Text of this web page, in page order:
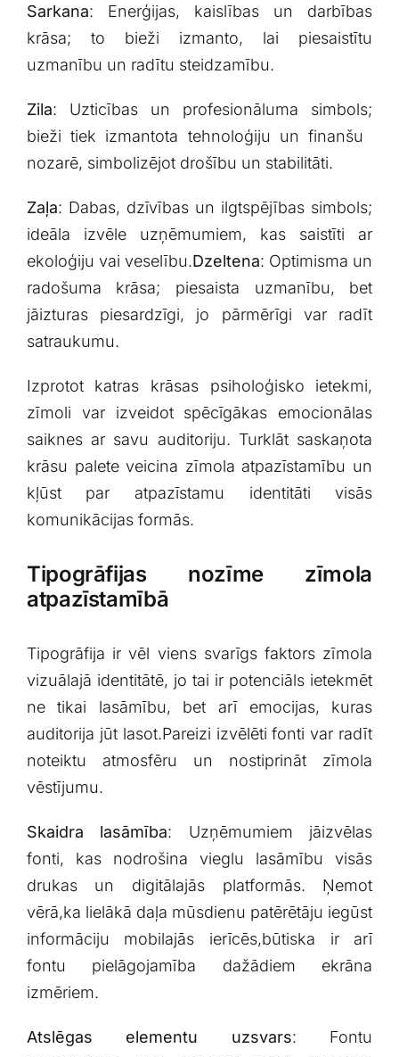
Sarkana: Enerģijas, kaislības un darbības
krāsa; to‍ bieži‌ izmanto, lai piesaistītu
uzmanību un radītu steidzamību.
Zila: Uzticības un⁢ profesionāluma simbols;
bieži tiek ⁢izmantota tehnoloģiju un finanšu ​
nozarē, simbolizējot ‌drošību un stabilitāti.
Zaļa: Dabas, dzīvības un ilgtspējības simbols;
ideāla izvēle uzņēmumiem, kas saistīti ar
ekoloģiju vai veselību.Dzeltena: Optimisma un
radošuma ⁤krāsa;‍ piesaista uzmanību, ‌bet
‍jāizturas piesardzīgi,⁢ jo ⁤pārmērīgi var radīt
satraukumu.
Izprotot katras krāsas psiholoģisko⁤ ietekmi,
zīmoli var izveidot⁢ spēcīgākas ‌emocionālas
saiknes ar savu‍ auditoriju. Turklāt saskaņota
krāsu palete ⁣veicina zīmola atpazīstamību un
kļūst par atpazīstamu identitāti visās
komunikācijas formās.
Tipogrāfijas nozīme zīmola
atpazīstamībā
Tipogrāfija ir vēl viens svarīgs​ faktors zīmola
vizuālajā identitātē, jo tai ir potenciāls​ ietekmēt
ne tikai ​lasāmību, bet arī emocijas,‌ kuras
auditorija ‍jūt lasot.Pareizi izvēlēti fonti var radīt
noteiktu atmosfēru un nostiprināt​ zīmola
vēstījumu.
Skaidra lasāmība: Uzņēmumiem‍ jāizvēlas
fonti, kas⁤ nodrošina vieglu lasāmību visās
⁤drukas ⁢un digitālajās platformās.‍ Ņemot
vērā,ka ⁣lielākā​ daļa mūsdienu patērētāju iegūst
informāciju ⁤mobilajās ierīcēs,būtiska ir arī
fontu pielāgojamība dažādiem ekrāna
izmēriem.
Atslēgas elementu ​uzsvars: Fontu